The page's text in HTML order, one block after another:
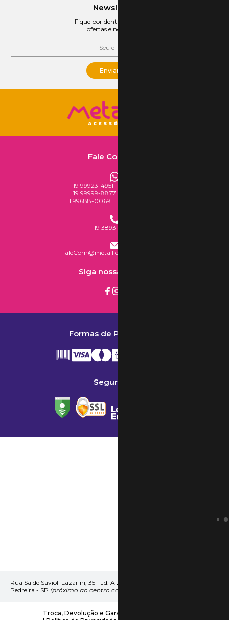
Newsletter
Fique por dentro das nossas
ofertas e novidades
Enviar
Fale Conosco
19 99923-4951
19 99999-8877
11 99688-0069
19 3893-2777
FaleCom@metallicaacessorios.com
Siga nossas redes
Formas de Pagamento
Segurança
Rua Saide Savioli Lazarini, 35 - Jd. Alzira
Pedreira - SP (próximo ao centro comercial)
Troca, Devolução e Garantia